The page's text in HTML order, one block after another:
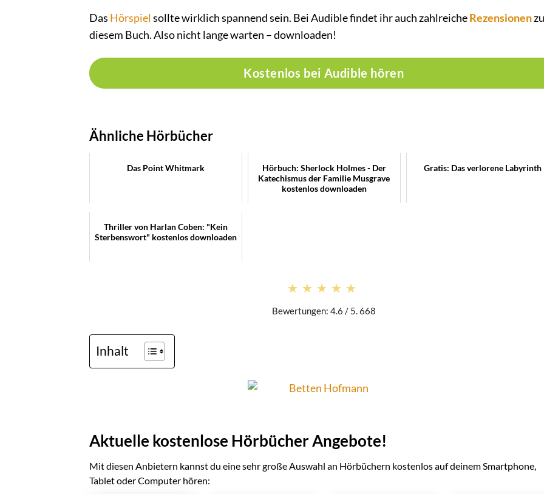
Das Hörspiel sollte wirklich spannend sein. Bei Audible findet ihr auch zahlreicheRezensionenzu
diesem Buch. Also nicht lange warten – downloaden!
Kostenlos bei Audible hören
Ähnliche Hörbücher
Das Point Whitmark
Hörbuch: Sherlock Holmes - Der
Katechismus der Familie Musgrave
kostenlos downloaden
Gratis: Das verlorene Labyrinth
Thriller von Harlan Coben: "Kein
Sterbenswort" kostenlos downloaden
★★★★★
★★★★★
Bewertungen: 4.6 / 5. 668
Inhalt
Aktuelle kostenlose Hörbücher Angebote!
Mit diesen Anbietern kannst du eine sehr große Auswahl an Hörbüchern kostenlos auf deinem Smartphone,
Tablet oder Computer hören: